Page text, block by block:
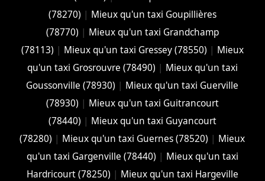
(78270) | Mieux qu'un taxi Goupillières
(78770) | Mieux qu'un taxi Grandchamp
(78113) | Mieux qu'un taxi Gressey (78550) | Mieux
qu'un taxi Grosrouvre (78490) | Mieux qu'un taxi
Goussonville (78930) | Mieux qu'un taxi Guerville
(78930) | Mieux qu'un taxi Guitrancourt
(78440) | Mieux qu'un taxi Guyancourt
(78280) | Mieux qu'un taxi Guernes (78520) | Mieux
qu'un taxi Gargenville (78440) | Mieux qu'un taxi
Hardricourt (78250) | Mieux qu'un taxi Hargeville